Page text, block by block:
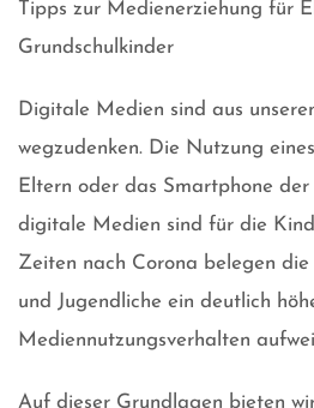
Tipps zur Medienerziehung für
Grundschulkinder
Digitale Medien sind aus
wegzudenken. Die Nutzung
Eltern oder das Smartphone
digitale Medien sind für die
Zeiten nach Corona belegen
und Jugendliche ein deutlich
Mediennutzungsverhalten
Auf dieser Grundlagen bieten